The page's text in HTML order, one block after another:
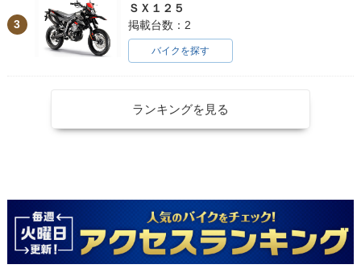
3
ＳＸ１２５
掲載台数：2
バイクを探す
ランキングを見る